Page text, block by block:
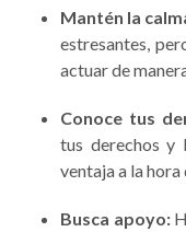
Mantén la
estresantes,
actuar de
Conoce tus
tus derechos y
ventaja a la hora
Busca apoyo: